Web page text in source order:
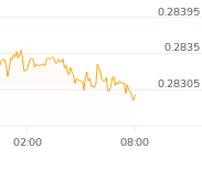
02:00 08:00
0.28305
0.2835
0.28395